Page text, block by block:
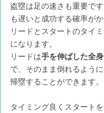
盗塁は足の速さも重要で
も遅いと成功する確率が
リードとスタートのタイ
になります。
リードは手を伸ばした全
で、そのまま倒れるよう
帰塁することができます。
タイミング良くスタート